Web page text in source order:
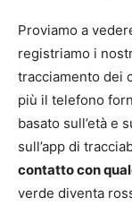
Proviamo a
registriamo i
tracciamento dei
più il telefono
basato sull’età e
sull’app di
contatto con
verde diventa